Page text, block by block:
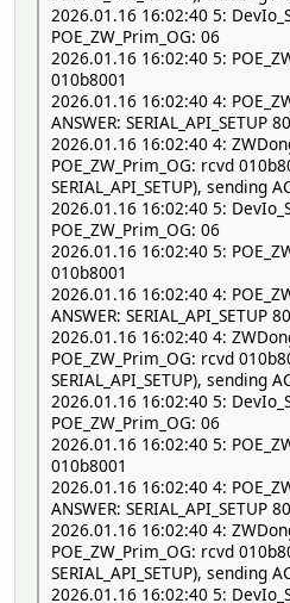
2026.01.16 16:02:40 5:
POE_ZW_Prim_OG: 06
2026.01.16 16:02:40 5:
010b8001
2026.01.16 16:02:40 4:
ANSWER: SERIAL_API_SETUP
2026.01.16 16:02:40 4:
POE_ZW_Prim_OG: rcvd
SERIAL_API_SETUP), sending
2026.01.16 16:02:40 5:
POE_ZW_Prim_OG: 06
2026.01.16 16:02:40 5:
010b8001
2026.01.16 16:02:40 4:
ANSWER: SERIAL_API_SETUP
2026.01.16 16:02:40 4:
POE_ZW_Prim_OG: rcvd
SERIAL_API_SETUP), sending
2026.01.16 16:02:40 5:
POE_ZW_Prim_OG: 06
2026.01.16 16:02:40 5:
010b8001
2026.01.16 16:02:40 4:
ANSWER: SERIAL_API_SETUP
2026.01.16 16:02:40 4:
POE_ZW_Prim_OG: rcvd
SERIAL_API_SETUP), sending
2026.01.16 16:02:40 5: